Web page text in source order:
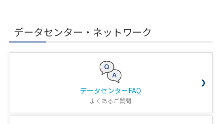
データセンター・ネットワーク
データセンターFAQ
よくあるご質問